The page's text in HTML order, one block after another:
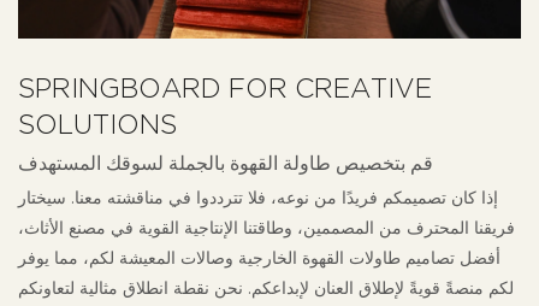
SPRINGBOARD FOR CREATIVE
SOLUTIONS
قم بتخصيص طاولة القهوة بالجملة لسوقك المستهدف
إذا كان تصميمكم فريدًا من نوعه، فلا تترددوا في مناقشته معنا. سيختار
فريقنا المحترف من المصممين، وطاقتنا الإنتاجية القوية في مصنع الأثاث،
أفضل تصاميم طاولات القهوة الخارجية وصالات المعيشة لكم، مما يوفر
لكم منصةً قويةً لإطلاق العنان لإبداعكم. نحن نقطة انطلاق مثالية لتعاونكم